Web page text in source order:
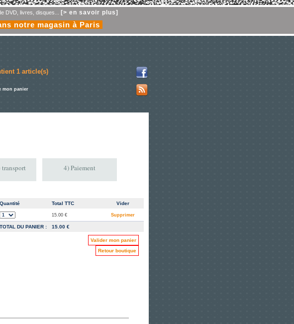
DVD, livres, disques... [> en savoir plus]
notre magasin à Paris
1 article(s)
mon panier
transport 4) Paiement
Quantité Total TTC Vider
15.00 € Supprimer
TOTAL DU PANIER : 15.00 €
Valider mon panier
Retour boutique